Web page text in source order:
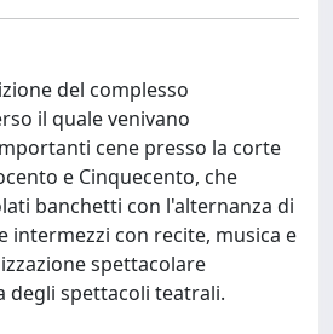
del complesso
il quale venivano
cene presso la corte
e Cinquecento, che
banchetti con l'alternanza di
intermezzi con recite, musica e
spettacolare
degli spettacoli teatrali.